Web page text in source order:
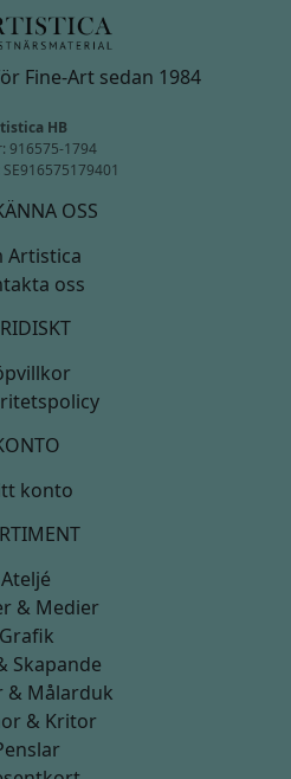
Fine-Art sedan 1984
HB
916575-1794
OSS
Artistica
oss
konto
Ateljé
& Medier
Grafik
Skapande
& Målarduk
& Kritor